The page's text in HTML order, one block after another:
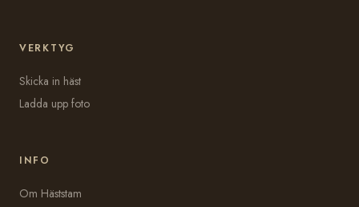
VERKTYG
Skicka in häst
Ladda upp foto
INFO
Om Häststam